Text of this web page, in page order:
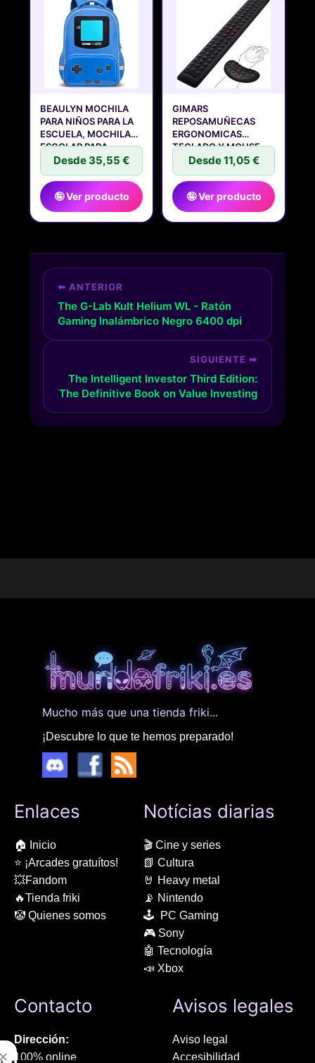
BEAULYN MOCHILA
PARA NIÑOS PARA LA
ESCUELA, MOCHILA
ESCOLAR PARA
Desde 35,55 €
🤪 Ver producto
GIMARS
REPOSAMUÑECAS
ERGONOMICAS
TECLADO Y MOUSE,
REPOSA MUÑECAS
Desde 11,05 €
🤪 Ver producto
⬅ ANTERIOR
The G-Lab Kult Helium WL - Ratón
Gaming Inalámbrico Negro 6400 dpi
SIGUIENTE ➡
The Intelligent Investor Third Edition:
The Definitive Book on Value Investing
Mucho más que una tienda friki...
¡Descubre lo que te hemos preparado!
Enlaces
🏠 Inicio
⭐ ¡Arcades gratuítos!
💥Fandom
🔥Tienda friki
🤡 Quienes somos
Notícias diarias
🎬 Cine y series
📗 Cultura
🤘 Heavy metal
📡 Nintendo
🕹 PC Gaming
🎮 Sony
🤖 Tecnología
📣 Xbox
Contacto
Dirección:
100% online
Avisos legales
Aviso legal
Accesibilidad